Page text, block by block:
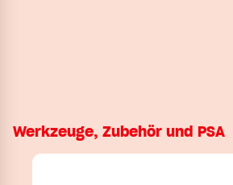
Werkzeuge, Zubehör und PSA